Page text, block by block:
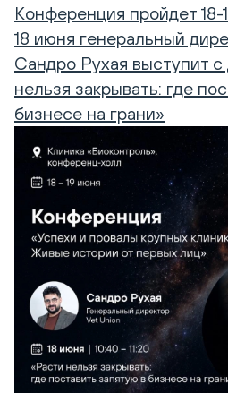
Конференция пройдет
18 июня генеральный
Сандро Рухая выступит
нельзя закрывать: где
бизнесе на грани»